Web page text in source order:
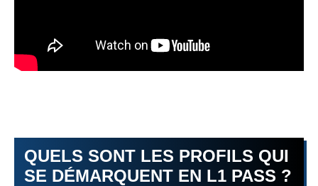
QUELS SONT LES PROFILS QUI
SE DÉMARQUENT EN L1 PASS ?